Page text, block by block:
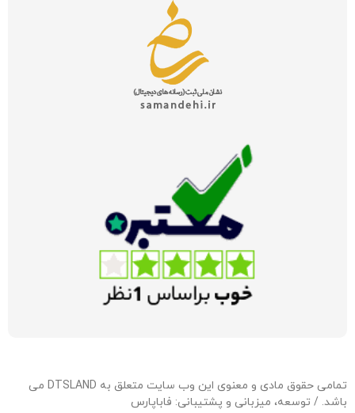
تمامی حقوق مادی و معنوی این وب سایت متعلق به DTSLAND می
باشد. / توسعه، میزبانی و پشتیبانی: فاباپارس